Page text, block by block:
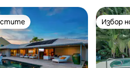
избор на гостите Избор
Избор